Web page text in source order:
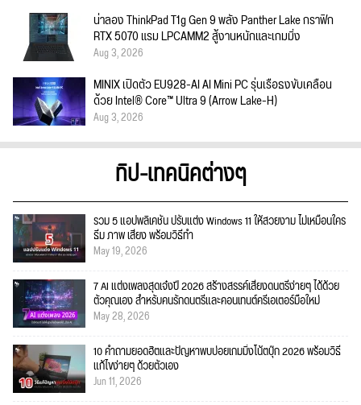
น่าลอง ThinkPad T1g Gen 9 พลัง Panther Lake กราฟิก
RTX 5070 แรม LPCAMM2 สู้งานหนักและเกมมิ่ง
Aug 3, 2026
MINIX เปิดตัว EU928-AI AI Mini PC รุ่นเรือธงขับเคลื่อน
ด้วย Intel® Core™ Ultra 9 (Arrow Lake-H)
Aug 3, 2026
ทิป-เทคนิคต่างๆ
รวม 5 แอปพลิเคชัน ปรับแต่ง Windows 11 ให้สวยงาม ไม่เหมือนใคร
ธีม ภาพ เสียง พร้อมวิธีทำ
May 19, 2026
7 AI แต่งเพลงสุดเจ๋งปี 2026 สร้างสรรค์เสียงดนตรีง่ายๆ ได้ด้วย
ตัวคุณเอง สำหรับคนรักดนตรีและคอนเทนต์ครีเอเตอร์มือใหม่
May 28, 2026
10 คำถามยอดฮิตและปัญหาพบบ่อยเกมมิ่งโน้ตบุ๊ก 2026 พร้อมวิธี
แก้ไขง่ายๆ ด้วยตัวเอง
Jun 11, 2026